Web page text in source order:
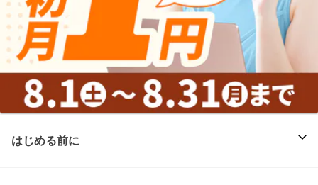
はじめる前に